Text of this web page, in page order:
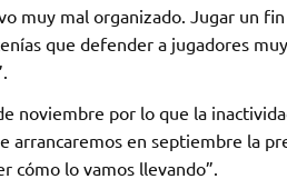
muy mal organizado. Jugar un
que defender a jugadores
noviembre por lo que la
arrancaremos en septiembre la
cómo lo vamos llevando”.